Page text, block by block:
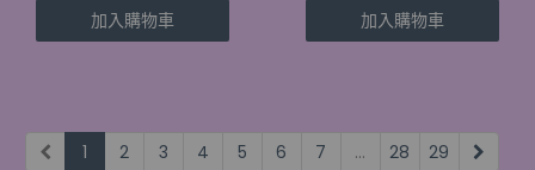
加入購物車 加入購物車
1 2 3 4 5 6 7 ... 28 29